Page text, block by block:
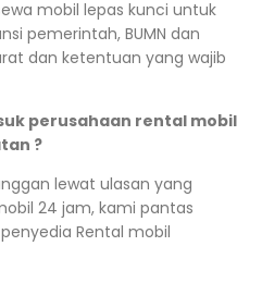
mobil lepas kunci untuk
pemerintah, BUMN dan
dan ketentuan yang wajib
perusahaan rental mobil
?
lewat ulasan yang
24 jam, kami pantas
Rental mobil